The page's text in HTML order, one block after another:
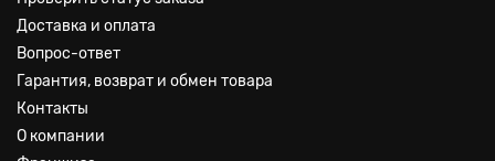
Доставка и оплата
Вопрос-ответ
Гарантия, возврат и обмен товара
Контакты
О компании